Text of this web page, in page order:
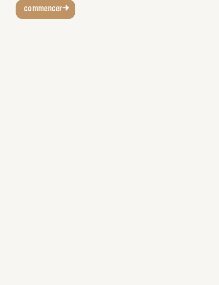
commencer